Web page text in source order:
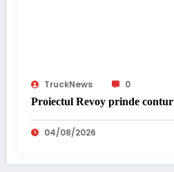
TruckNews
0
Proiectul Revoy prinde contur
04/08/2026